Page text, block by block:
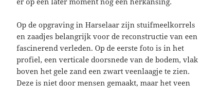
Op de opgraving in Harselaar zijn stuifmeelkorrels
en zaadjes belangrijk voor de reconstructie van een
fascinerend verleden. Op de eerste foto is in het
profiel, een verticale doorsnede van de bodem, vlak
boven het gele zand een zwart veenlaagje te zien.
Deze is niet door mensen gemaakt, maar het veen